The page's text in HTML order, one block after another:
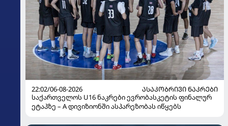
22:02/06-08-2026
ᲐᲡᲐᲙᲝᲑᲠᲘᲕᲘ ᲜᲐᲙᲠᲔᲑᲘ
საქართველოს U16 ნაკრები ევრობასკეტის ფინალურ
ეტაპზე – A დივიზიონში ასპარეზობას იწყებს